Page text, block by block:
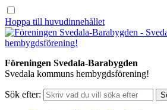
Hoppa till huvudinnehållet
Föreningen Svedala-Barabygden
Svedala kommuns hembygdsförening!
Sök efter: